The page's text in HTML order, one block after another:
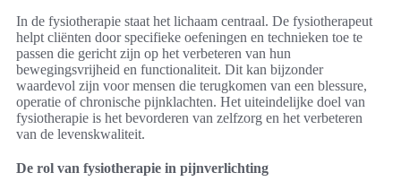
In de fysiotherapie staat het lichaam centraal. De fysiotherapeut
helpt cliënten door specifieke oefeningen en technieken toe te
passen die gericht zijn op het verbeteren van hun
bewegingsvrijheid en functionaliteit. Dit kan bijzonder
waardevol zijn voor mensen die terugkomen van een blessure,
operatie of chronische pijnklachten. Het uiteindelijke doel van
fysiotherapie is het bevorderen van zelfzorg en het verbeteren
van de levenskwaliteit.
De rol van fysiotherapie in pijnverlichting